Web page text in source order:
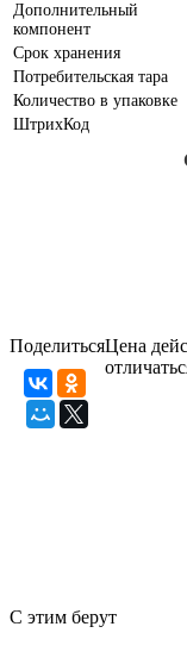
Дополнительный
компонент
Срок хранения
Потребительская тара
Количество в упаковке
ШтрихКод
ПоделитьсяЦена
С этим берут